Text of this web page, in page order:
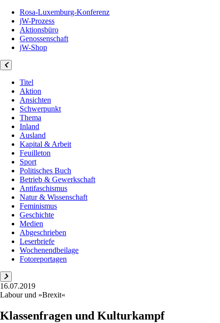
Rosa-Luxemburg-Konferenz
jW-Prozess
Aktionsbüro
Genossenschaft
jW-Shop
Titel
Aktion
Ansichten
Schwerpunkt
Thema
Inland
Ausland
Kapital & Arbeit
Feuilleton
Sport
Politisches Buch
Betrieb & Gewerkschaft
Antifaschismus
Natur & Wissenschaft
Feminismus
Geschichte
Medien
Abgeschrieben
Leserbriefe
Wochenendbeilage
Fotoreportagen
16.07.2019
Labour und »Brexit«
Klassenfragen und Kulturkampf